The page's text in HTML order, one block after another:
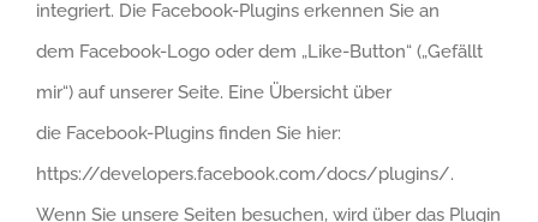
integriert. Die Facebook-Plugins erkennen Sie an
dem Facebook-Logo oder dem „Like-Button“ („Gefällt
mir“) auf unserer Seite. Eine Übersicht über
die Facebook-Plugins finden Sie hier:
https://developers.facebook.com/docs/plugins/.
Wenn Sie unsere Seiten besuchen, wird über das Plugin